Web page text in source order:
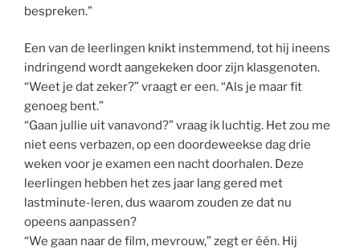
bespreken.”
Een van de leerlingen knikt instemmend, tot hij ineens
indringend wordt aangekeken door zijn klasgenoten.
“Weet je dat zeker?” vraagt er een. “Als je maar fit
genoeg bent.”
“Gaan jullie uit vanavond?” vraag ik luchtig. Het zou me
niet eens verbazen, op een doordeweekse dag drie
weken voor je examen een nacht doorhalen. Deze
leerlingen hebben het zes jaar lang gered met
lastminute-leren, dus waarom zouden ze dat nu
opeens aanpassen?
“We gaan naar de film, mevrouw,” zegt er één. Hij